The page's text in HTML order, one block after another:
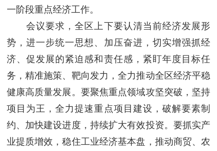
一阶段重点经济工作。
会议要求，全区上下要认清当前经济发展形
势，进一步统一思想、加压奋进，切实增强抓经
济、促发展的紧迫感和责任感，紧盯年度目标任
务，精准施策、靶向发力，全力推动全区经济平稳
健康高质量发展。要聚焦重点领域攻坚突破，坚持
项目为王，全力提速重点项目建设，破解要素制
约、加快建设进度，持续扩大有效投资。要抓实产
业提质增效，稳住工业经济基本盘，推动商贸、农